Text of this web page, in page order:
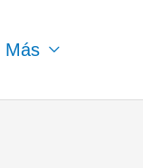
Más